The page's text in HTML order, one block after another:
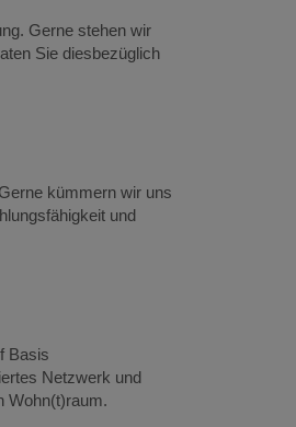
Gerne stehen wir
Sie diesbezüglich
kümmern wir uns
und
Basis
Netzwerk und
Wohn(t)raum.